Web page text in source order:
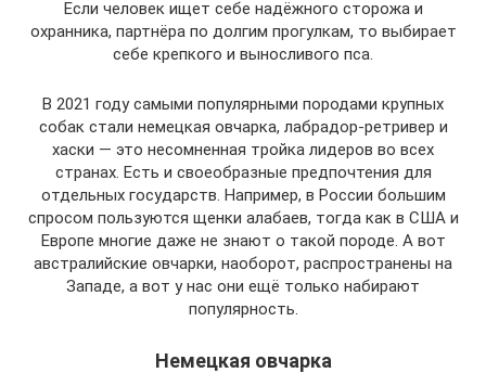
Если человек ищет себе надёжного сторожа и
охранника, партнёра по долгим прогулкам, то выбирает
себе крепкого и выносливого пса.
В 2021 году самыми популярными породами крупных
собак стали немецкая овчарка, лабрадор-ретривер и
хаски — это несомненная тройка лидеров во всех
странах. Есть и своеобразные предпочтения для
отдельных государств. Например, в России большим
спросом пользуются щенки алабаев, тогда как в США и
Европе многие даже не знают о такой породе. А вот
австралийские овчарки, наоборот, распространены на
Западе, а вот у нас они ещё только набирают
популярность.
Немецкая овчарка